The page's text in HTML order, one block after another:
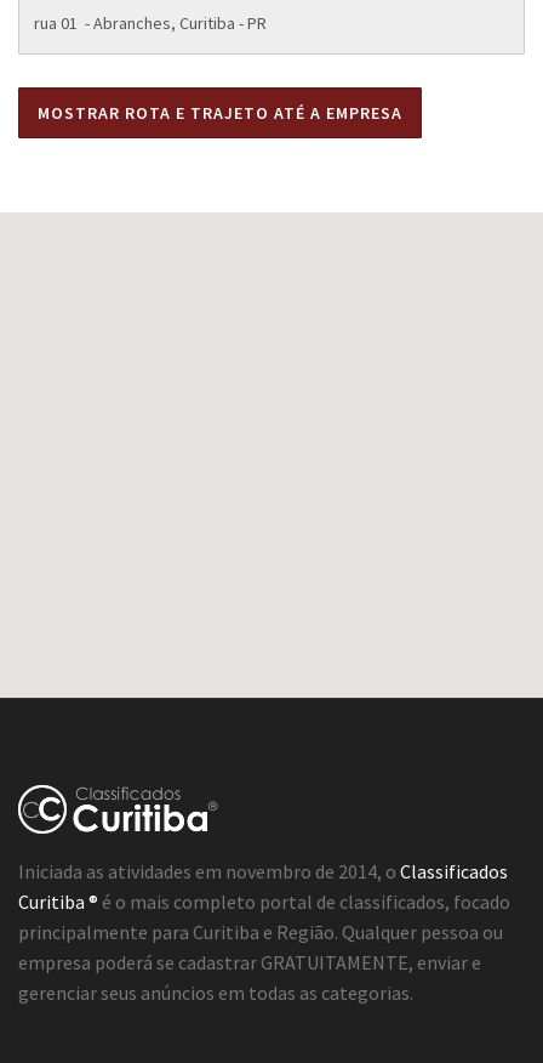
Iniciada as atividades em novembro de 2014, o Classificados
Curitiba ® é o mais completo portal de classificados, focado
principalmente para Curitiba e Região. Qualquer pessoa ou
empresa poderá se cadastrar GRATUITAMENTE, enviar e
gerenciar seus anúncios em todas as categorias.